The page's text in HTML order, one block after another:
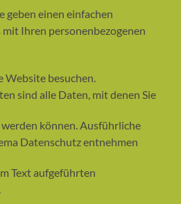
geben einen einfachen
Ihren personenbezogenen
Website besuchen.
sind alle Daten, mit denen Sie
können. Ausführliche
Datenschutz entnehmen
Text aufgeführten